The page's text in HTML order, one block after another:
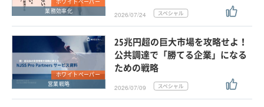
ホワイトペーパー
業務効率化
2026/07/24
ホワイトペーパー
営業戦略
25兆円超の巨大市場を攻略せよ！
公共調達で「勝てる企業」になる
ための戦略
2026/07/09